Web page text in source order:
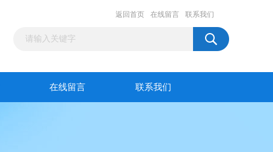
返回首页 在线留言 联系我们
在线留言 联系我们